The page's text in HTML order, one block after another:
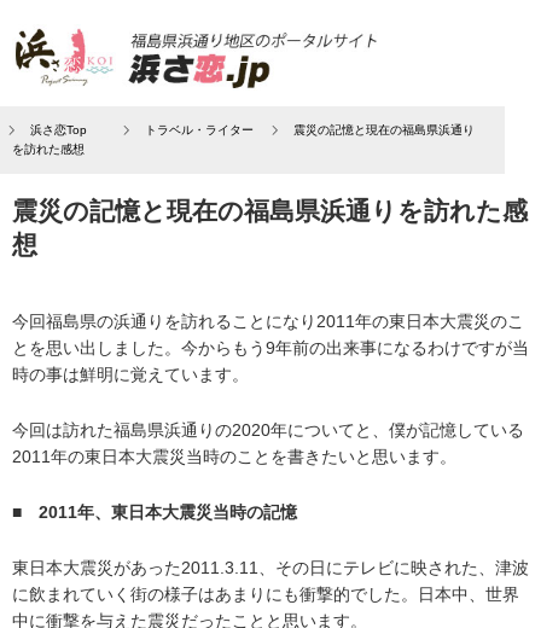
浜さ恋Top トラベル・ライター
震災の記憶と現在の福島県浜通り
を訪れた感想
震災の記憶と現在の福島県浜通りを訪れた感
想
今回福島県の浜通りを訪れることになり2011年の東日本大震災のこ
とを思い出しました。今からもう9年前の出来事になるわけですが当
時の事は鮮明に覚えています。
今回は訪れた福島県浜通りの2020年についてと、僕が記憶している
2011年の東日本大震災当時のことを書きたいと思います。
■ 2011年、東日本大震災当時の記憶
東日本大震災があった2011.3.11、その日にテレビに映された、津波
に飲まれていく街の様子はあまりにも衝撃的でした。日本中、世界
中に衝撃を与えた震災だったことと思います。